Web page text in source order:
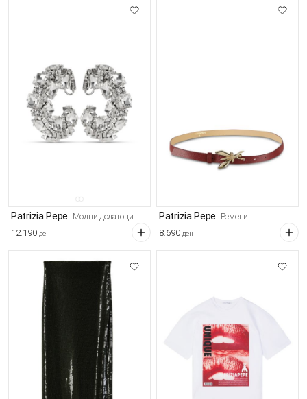
Patrizia Pepe Модни додатоци
12.190 ден
Patrizia Pepe Ремени
8.690 ден